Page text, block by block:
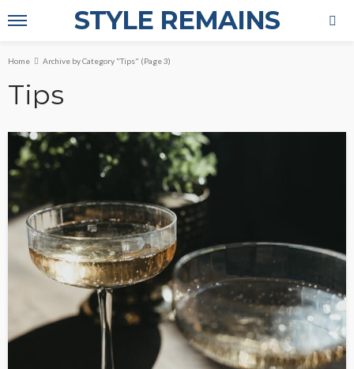
STYLE REMAINS
Home Archive by Category "Tips" (Page 3)
Tips